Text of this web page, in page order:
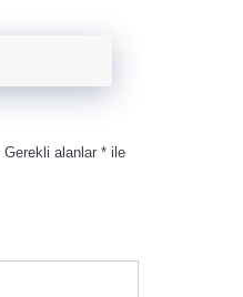
Gerekli alanlar * ile